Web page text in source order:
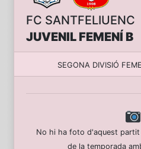
FC SANTFELIUENC
JUVENIL FEMENÍ B
SEGONA DIVISIÓ
No hi ha foto d'aquest
de la temporada